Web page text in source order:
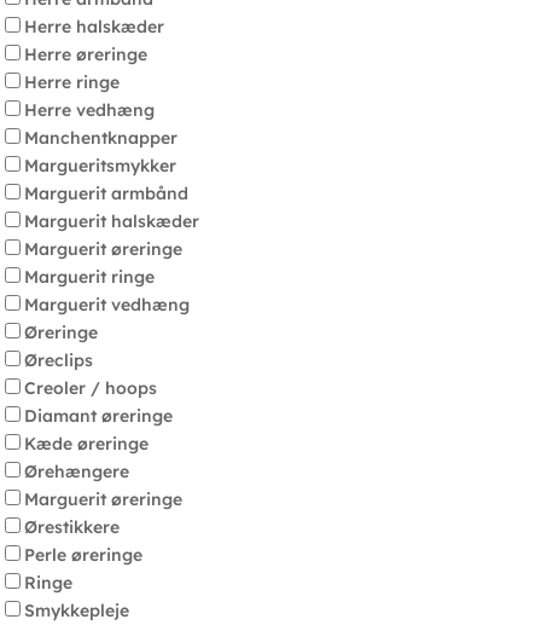
Herre halskæder
Herre øreringe
Herre ringe
Herre vedhæng
Manchentknapper
Margueritsmykker
Marguerit armbånd
Marguerit halskæder
Marguerit øreringe
Marguerit ringe
Marguerit vedhæng
Øreringe
Øreclips
Creoler / hoops
Diamant øreringe
Kæde øreringe
Ørehængere
Marguerit øreringe
Ørestikkere
Perle øreringe
Ringe
Smykkepleje